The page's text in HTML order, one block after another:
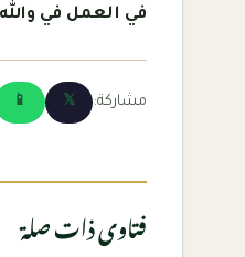
في العمل في
مشاركة: 𝕏
📱
فتاوى ذات صلة